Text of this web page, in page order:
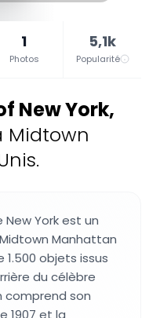
1
Photos
5,1k
Popularité
New York,
Midtown
New York est un
Manhattan
objets issus
du célèbre
comprend son
1907 et la